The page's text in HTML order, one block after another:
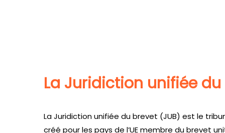
validations
La Juridiction unifiée
La Juridiction unifiée du brevet (JUB) est le
créé pour les pays de l’UE membre du brevet